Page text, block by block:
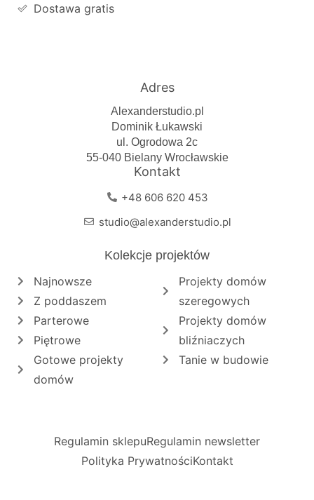
Dostawa gratis
Adres
Alexanderstudio.pl
Dominik Łukawski
ul. Ogrodowa 2c
55-040 Bielany Wrocławskie
Kontakt
+48 606 620 453
studio@alexanderstudio.pl
Kolekcje projektów
Najnowsze
Z poddaszem
Parterowe
Piętrowe
Gotowe projekty
domów
Projekty domów
szeregowych
Projekty domów
bliźniaczych
Tanie w budowie
Regulamin sklepuRegulamin newsletter
Polityka PrywatnościKontakt